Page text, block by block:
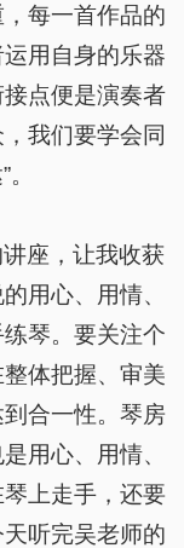
每一首作品的
用自身的乐器
点便是演奏者
我们要学会同
座，让我收获
用心、用情、
琴。要关注个
体把握、审美
合一性。琴房
用心、用情、
上走手，还要
听完吴老师的